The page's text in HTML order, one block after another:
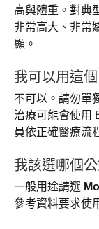
高與體重。對典
非常高大、非常
顯。
我可以用這
不可以。請勿單
治療可能會使用
員依正確醫療流
我該選哪個公
一般用途請選
參考資料要求使